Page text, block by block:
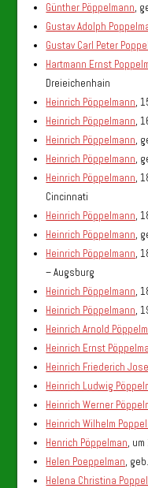
Günther Pöppelmann,
Gustav Adolph
Gustav Carl Peter
Hartmann Ernst
Dreieichenhain
Heinrich Pöppelmann,
Heinrich Pöppelmann,
Heinrich Pöppelmann,
Heinrich Pöppelmann,
Heinrich Pöppelmann,
Cincinnati
Heinrich Pöppelmann,
Heinrich Pöppelmann,
Heinrich Pöppelmann,
– Augsburg
Heinrich Pöppelmann,
Heinrich Pöppelmann,
Heinrich Arnold
Heinrich Ernst
Heinrich Friederich
Heinrich Ludwig
Heinrich Werner
Heinrich Wilhelm
Henrich Pöppelman, um
Helen Poeppelman,
Helena Christina